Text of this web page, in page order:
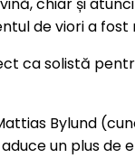
chiar și
de viori a
ca solistă
Bylund
un plus de